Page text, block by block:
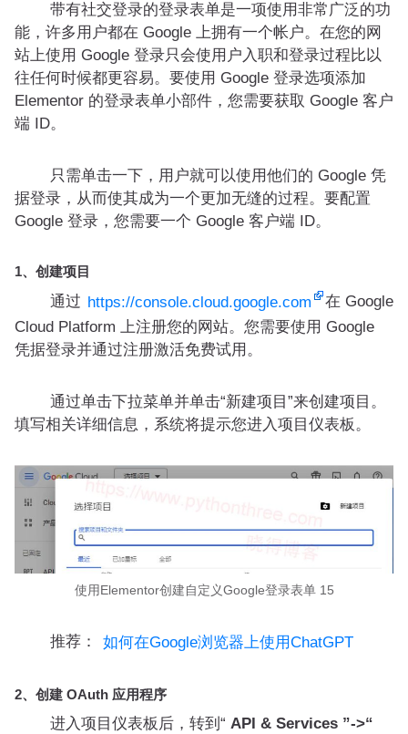
带有社交登录的登录表单是一项使用非常广泛的功
能，许多用户都在 Google 上拥有一个帐户。在您的网
站上使用 Google 登录只会使用户入职和登录过程比以
往任何时候都更容易。要使用 Google 登录选项添加
Elementor 的登录表单小部件，您需要获取 Google 客户
端 ID。
只需单击一下，用户就可以使用他们的 Google 凭
据登录，从而使其成为一个更加无缝的过程。要配置
Google 登录，您需要一个 Google 客户端 ID。
1、创建项目
通过 https://console.cloud.google.com
在 Google
Cloud Platform 上注册您的网站。您需要使用 Google
凭据登录并通过注册激活免费试用。
通过单击下拉菜单并单击“新建项目”来创建项目。
填写相关详细信息，系统将提示您进入项目仪表板。
使用Elementor创建自定义Google登录表单 15
推荐： 如何在Google浏览器上使用ChatGPT
2、创建 OAuth 应用程序
进入项目仪表板后，转到“ API & Services ”->“